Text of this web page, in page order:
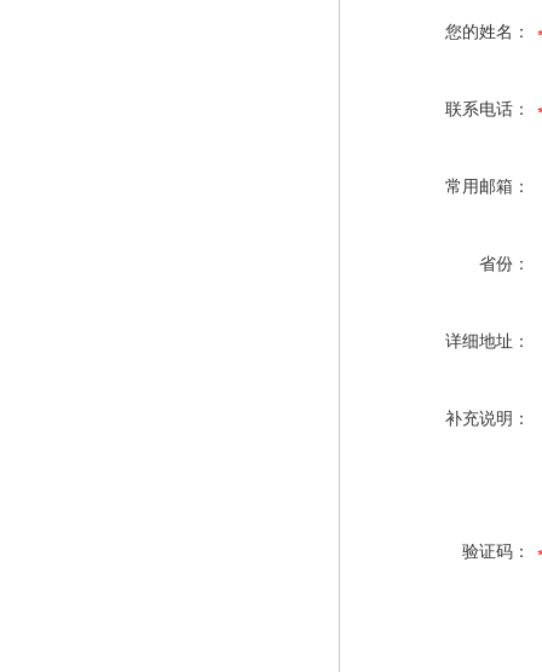
您的姓名：
联系电话：
常用邮箱：
省份：
详细地址：
补充说明：
验证码：